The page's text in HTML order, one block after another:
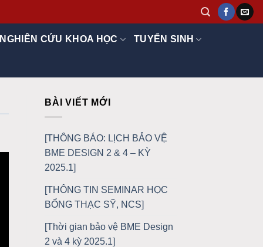
NGHIÊN CỨU KHOA HỌC TUYỂN SINH
BÀI VIẾT MỚI
[THÔNG BÁO: LỊCH BẢO VỆ
BME DESIGN 2 & 4 – KỲ
2025.1]
[THÔNG TIN SEMINAR HỌC
BỔNG THẠC SỸ, NCS]
[Thời gian bảo vệ BME Design
2 và 4 kỳ 2025.1]